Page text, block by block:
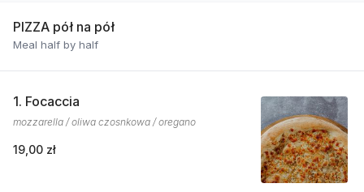
PIZZA pół na pół
Meal half by half
1. Focaccia
mozzarella / oliwa czosnkowa / oregano
19,00 zł